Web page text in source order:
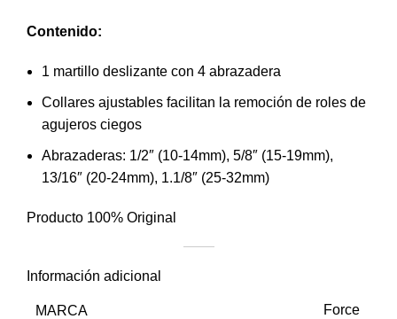
Contenido:
1 martillo deslizante con 4 abrazadera
Collares ajustables facilitan la remoción de roles de
agujeros ciegos
Abrazaderas: 1/2″ (10-14mm), 5/8″ (15-19mm),
13/16″ (20-24mm), 1.1/8″ (25-32mm)
Producto 100% Original
Información adicional
MARCA Force